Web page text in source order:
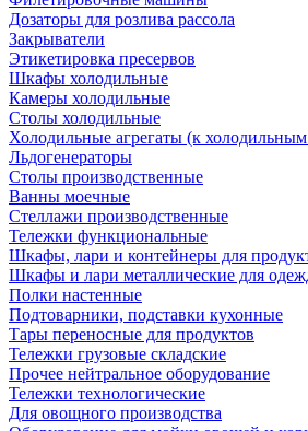
Дозаторы для розлива рассола
Закрыватели
Этикетировка пресервов
Шкафы холодильные
Камеры холодильные
Столы холодильные
Холодильные агрегаты (к
Льдогенераторы
Столы производственные
Ванны моечные
Стеллажи производственные
Тележки функциональные
Шкафы, лари и контейнеры для
Шкафы и лари металлические для
Полки настенные
Подтоварники, подставки кухонные
Тары переносные для продуктов
Тележки грузовые складские
Прочее нейтральное оборудование
Тележки технологические
Для овощного производства